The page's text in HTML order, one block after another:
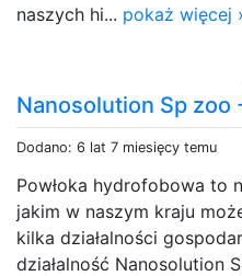
naszych hi... pokaż więcej
Nanosolution Sp
Dodano: 6 lat 7 miesięcy temu
Powłoka hydrofobowa to
jakim w naszym kraju
kilka działalności
działalność Nanosolution